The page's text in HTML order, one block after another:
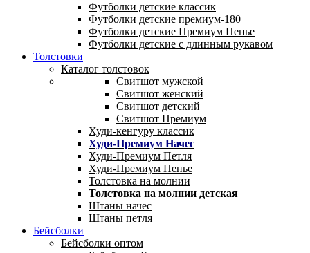
Футболки детские классик
Футболки детские премиум-180
Футболки детские Премиум Пенье
Футболки детские с длинным рукавом
Толстовки
Каталог толстовок
Свитшот мужской
Свитшот женский
Свитшот детский
Свитшот Премиум
Худи-кенгуру классик
Худи-Премиум Начес
Худи-Премиум Петля
Худи-Премиум Пенье
Толстовка на молнии
Толстовка на молнии детская
Штаны начес
Штаны петля
Бейсболки
Бейсболки оптом